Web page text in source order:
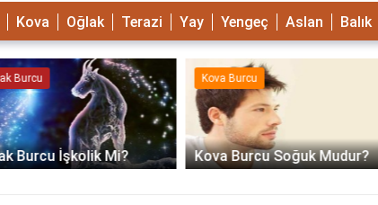
Kova Oğlak Terazi Yay Yengeç Aslan Balık
Burcu
Burcu İşkolik Mi?
Kova Burcu
Kova Burcu Soğuk Mudur?